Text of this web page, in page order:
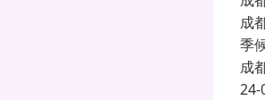
成
季
成
24-